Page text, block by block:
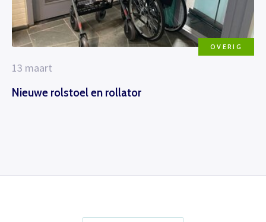
OVERIG
13 maart
Nieuwe rolstoel en rollator